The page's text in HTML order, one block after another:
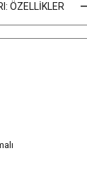
ÖZELLIKLER